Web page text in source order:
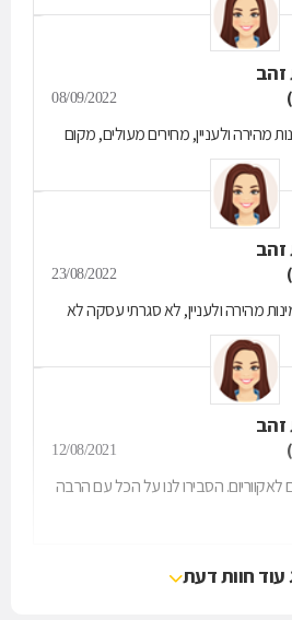
זהב
08/09/2022
מהירה ולעניין, מחירים מעולים, מקום
זהב
23/08/2022
מהירה ולעניין, לא סגרתי עסקה לא
זהב
12/08/2021
לאקווריום. הסבירו לנו על הכל עם הרבה
עוד חוות דעת